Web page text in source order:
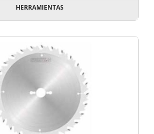
HERRAMIENTAS